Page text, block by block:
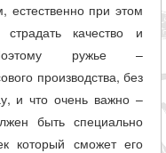
естественно при этом
качество и
ружье –
производства, без
и что очень важно –
быть специально
который сможет его